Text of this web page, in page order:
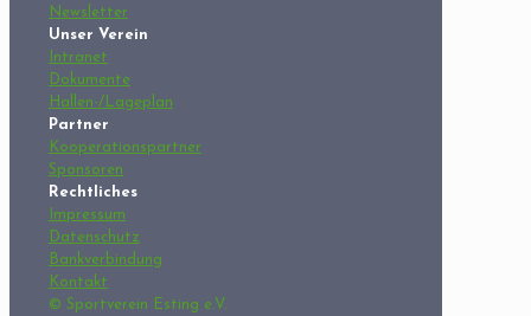
Newsletter
Unser Verein
Intranet
Dokumente
Hallen-/Lageplan
Partner
Kooperationspartner
Sponsoren
Rechtliches
Impressum
Datenschutz
Bankverbindung
Kontakt
© Sportverein Esting e.V.